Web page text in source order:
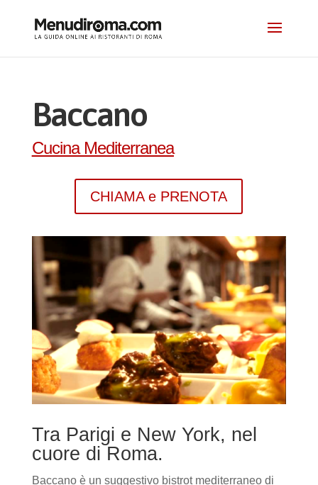
Baccano
Cucina Mediterranea
CHIAMA e PRENOTA
Tra Parigi e New York, nel
cuore di Roma.
Baccano è un suggestivo bistrot mediterraneo di